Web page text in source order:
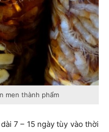
men thành phẩm
7 – 15 ngày tùy vào thời